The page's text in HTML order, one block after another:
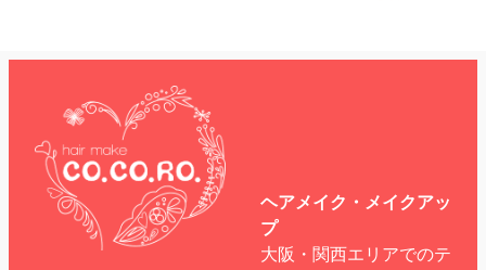
ヘアメイク・メイクアッ
プ
大阪・関西エリアでのテ